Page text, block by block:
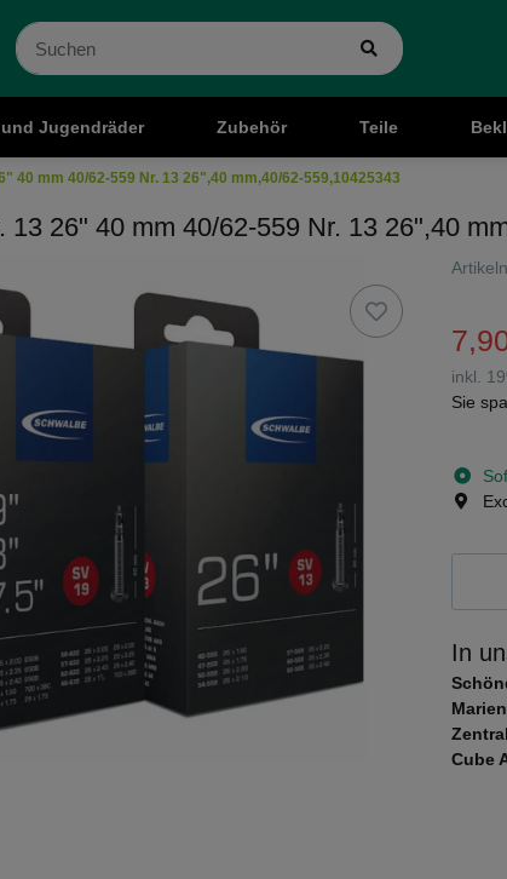
Jugendräder Zubehör Teile
40 mm 40/62-559 Nr. 13 26",40 mm,40/62-559,10425343
26" 40 mm 40/62-559 Nr. 13 26",40
inkl.
Sie
In
Cube